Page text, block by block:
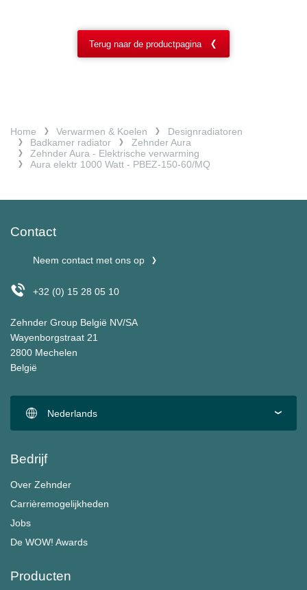
Terug naar de productpagina
Home Verwarmen & Koelen
Designradiatoren
Badkamer radiator
Zehnder Aura
Zehnder Aura - Elektrische verwarming
Aura elektr 1000 Watt - PBEZ-150-60/MQ
Contact
Neem contact met ons op
+32 (0) 15 28 05 10
Zehnder Group België NV/SA
Wayenborgstraat 21
2800 Mechelen
België
Nederlands
Bedrijf
Over Zehnder
Carrièremogelijkheden
Jobs
De WOW! Awards
Producten